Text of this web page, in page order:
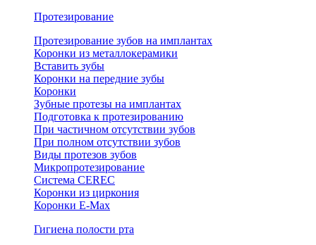
Протезирование
Протезирование зубов на имплантах
Коронки из металлокерамики
Вставить зубы
Коронки на передние зубы
Коронки
Зубные протезы на имплантах
Подготовка к протезированию
При частичном отсутствии зубов
При полном отсутствии зубов
Виды протезов зубов
Микропротезирование
Система CEREC
Коронки из циркония
Коронки E-Max
Гигиена полости рта